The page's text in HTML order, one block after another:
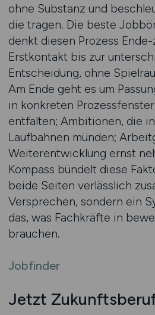
ohne Substanz und
die tragen. Die beste
denkt diesen Prozess
Erstkontakt bis zur
Entscheidung, ohne
Am Ende geht es um
in konkreten
entfalten; Ambitionen, die
Laufbahnen münden;
Weiterentwicklung ernst
Kompass bündelt diese
beide Seiten verlässlich
Versprechen, sondern ein
das, was Fachkräfte in
brauchen.
Jobfinder
Jetzt